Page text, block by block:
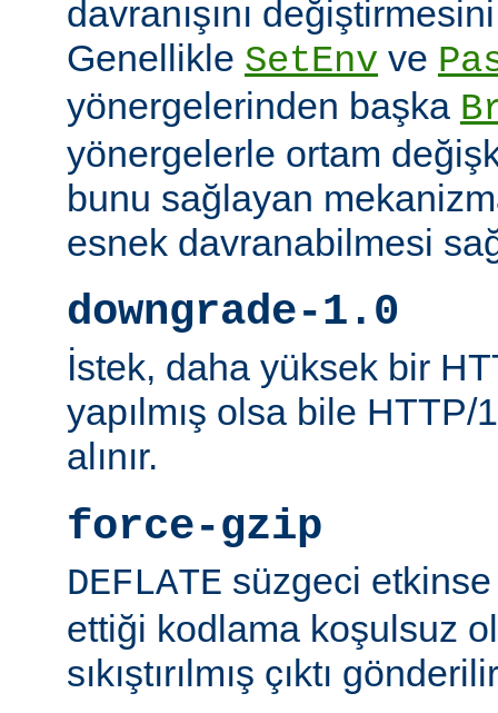
davranışını
Genellikle SetEnv ve
yönergelerinden başka
yönergelerle ortam
bunu sağlayan
esnek davranabilmesi
downgrade-1.0
İstek, daha yüksek bir
yapılmış olsa bile
alınır.
force-gzip
DEFLATE süzgeci etkinse
ettiği kodlama koşulsuz
sıkıştırılmış çıktı